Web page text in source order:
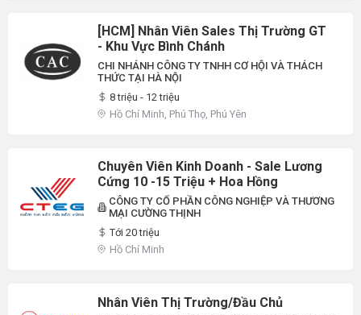
[HCM] Nhân Viên Sales Thị Trường GT
- Khu Vực Bình Chánh
CHI NHÁNH CÔNG TY TNHH CƠ HỘI VÀ THÁCH
THỨC TẠI HÀ NỘI
8 triệu - 12 triệu
Hồ Chí Minh, Phú Thọ, Phú Yên
Chuyên Viên Kinh Doanh - Sale Lương
Cứng 10 -15 Triệu + Hoa Hồng
CÔNG TY CỔ PHẦN CÔNG NGHIỆP VÀ THƯƠNG
MẠI CƯỜNG THỊNH
Tới 20 triệu
Hồ Chí Minh
Nhân Viên Thị Trường/Đầu Chủ